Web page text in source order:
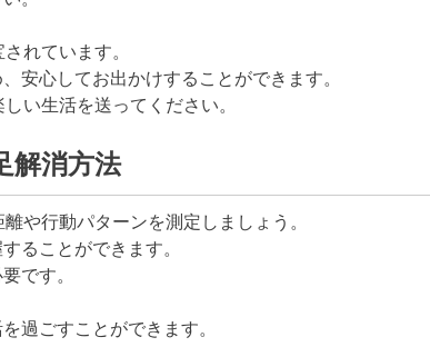
れています。
安心してお出かけすることができます。
い生活を送ってください。
解消方法
や行動パターンを測定しましょう。
ることができます。
です。
過ごすことができます。